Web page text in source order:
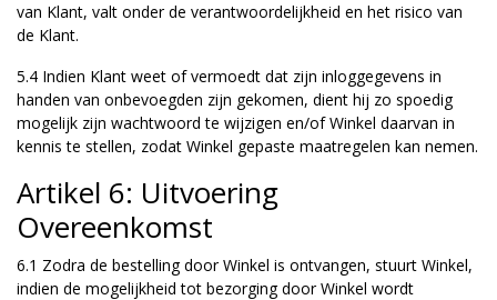
van Klant, valt onder de verantwoordelijkheid en het risico van
de Klant.
5.4 Indien Klant weet of vermoedt dat zijn inloggegevens in
handen van onbevoegden zijn gekomen, dient hij zo spoedig
mogelijk zijn wachtwoord te wijzigen en/of Winkel daarvan in
kennis te stellen, zodat Winkel gepaste maatregelen kan nemen.
Artikel 6: Uitvoering
Overeenkomst
6.1 Zodra de bestelling door Winkel is ontvangen, stuurt Winkel,
indien de mogelijkheid tot bezorging door Winkel wordt